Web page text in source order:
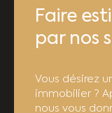
Faire
par nos
Vous désirez
immobilier ?
nous vous